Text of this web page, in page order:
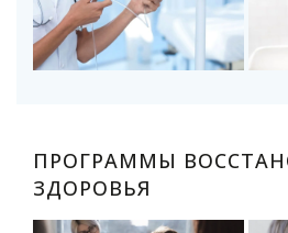
ПРОГРАММЫ
ЗДОРОВЬЯ